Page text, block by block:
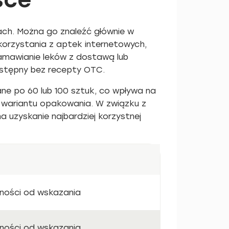
Można go znaleźć głównie w
z aptek internetowych,
leków z dostawą lub
bez recepty OTC.
po 60 lub 100 sztuk, co wpływa na
opakowania. W związku z
uzyskanie najbardziej korzystnej
od wskazania